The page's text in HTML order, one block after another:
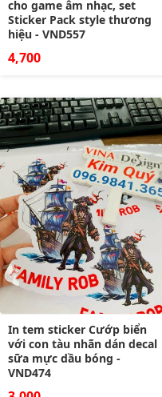
cho game âm nhạc, set
Sticker Pack style thương
hiệu - VND557
4,700
In tem sticker Cướp biển
với con tàu nhãn dán decal
sữa mực dầu bóng -
VND474